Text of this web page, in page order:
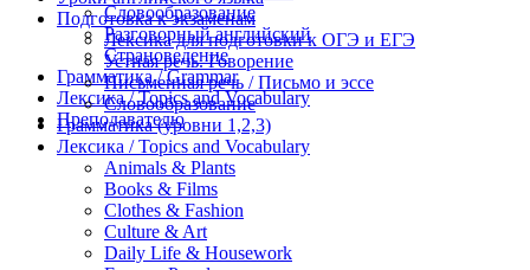
Словообразование
Разговорный английский
Страноведение
Грамматика / Grammar
Лексика / Topics and Vocabulary
Преподавателю
Подготовка к экзаменам
Лексика для подготовки к ОГЭ и ЕГЭ
Устная речь. Говорение
Письменная речь / Письмо и эссе
Словообразование
Грамматика (уровни 1,2,3)
Лексика / Topics and Vocabulary
Animals & Plants
Books & Films
Clothes & Fashion
Culture & Art
Daily Life & Housework